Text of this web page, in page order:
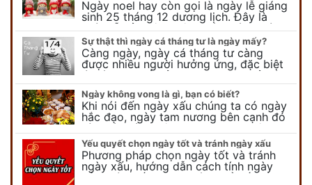
Ngày noel hay còn gọi là ngày lễ giáng
sinh 25 tháng 12 dương lịch. Đây là
ngày lễ của bên thiên chúa giáo, ngày
lễ thiên chúa giáng sinh,…
Sự thật thì ngày cá tháng tư là ngày mấy?
Càng ngày, ngày cá tháng tư càng
được nhiều người hưởng ứng, đặc biệt
là các bạn trẻ bởi họ sẽ nghĩ ra đủ trò
vui chơi, tinh nghịch, hài…
Ngày không vong là gì, bạn có biết?
Khi nói đến ngày xấu chúng ta có ngày
hắc đạo, ngày tam nương bên cạnh đó
còn có ngày không vong. Tuy nhiên khi
nói đến ngày không vong…
Yếu quyết chọn ngày tốt và tránh ngày xấu
Phương pháp chọn ngày tốt và tránh
ngày xấu, hướng dẫn cách tính ngày
tốt, ngày xấu trong tháng để tiến hành